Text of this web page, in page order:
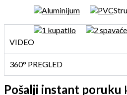
Aluminijum PVC
1 kupatilo 2
VIDEO
360° PREGLED
Pošalji instant poruku